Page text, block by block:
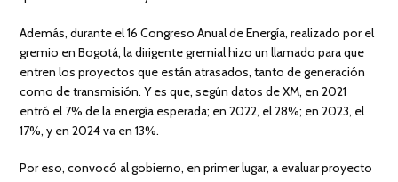
Además, durante el 16 Congreso Anual de Energía, realizado por el
gremio en Bogotá, la dirigente gremial hizo un llamado para que
entren los proyectos que están atrasados, tanto de generación
como de transmisión. Y es que, según datos de XM, en 2021
entró el 7% de la energía esperada; en 2022, el 28%; en 2023, el
17%, y en 2024 va en 13%.
Por eso, convocó al gobierno, en primer lugar, a evaluar proyecto